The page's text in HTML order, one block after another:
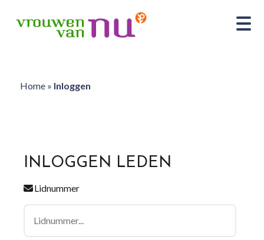
Home» Inloggen
INLOGGEN LEDEN
Lidnummer